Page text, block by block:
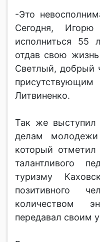
-Это
Сегодня,
исполниться 55
отдав свою
Светлый, добрый
Литвиненко.
Так же выступил
делам
который
талантливого
туризму
позитивного
количеством
передавал своим